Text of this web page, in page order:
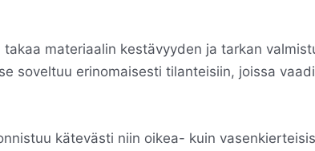
materiaalin kestävyyden ja tarkan
soveltuu erinomaisesti tilanteisiin, joissa
kätevästi niin oikea- kuin